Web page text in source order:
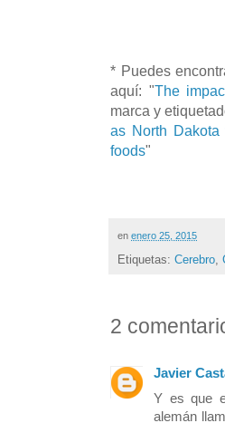
* Puedes
aquí: "The
marca y
as North Dakota
foods"
en enero 25, 2015
Etiquetas: Cerebro,
2
Javier
Y es que
alemán